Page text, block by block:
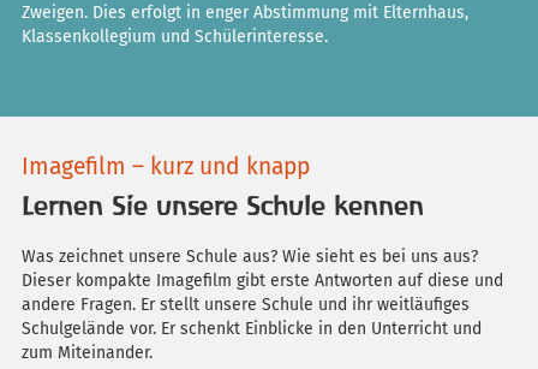
Zweigen. Dies erfolgt in enger Abstimmung mit Elternhaus,
Klassenkollegium und Schülerinteresse.
Imagefilm – kurz und knapp
Lernen Sie unsere Schule kennen
Was zeichnet unsere Schule aus? Wie sieht es bei uns aus?
Dieser kompakte Imagefilm gibt erste Antworten auf diese und
andere Fragen. Er stellt unsere Schule und ihr weitläufiges
Schulgelände vor. Er schenkt Einblicke in den Unterricht und
zum Miteinander.